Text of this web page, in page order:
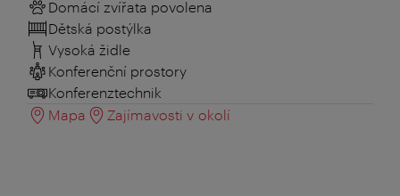
Domácí zvířata povolena
Dětská postýlka
Vysoká židle
Konferenční prostory
Konferenztechnik
Mapa
Zajímavosti v okolí